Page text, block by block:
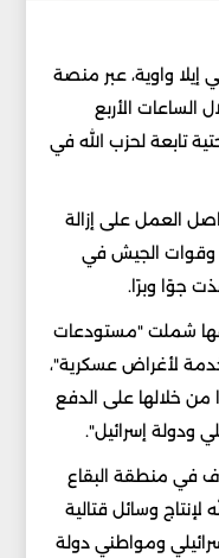
إيلا واوية، عبر منصة
الساعات الأربع
أكثر من 85 بنية تحتية تابعة لحزب الله في
العمل على إزالة
وقوات الجيش في
جوًا وبرًا.
شملت "مستودعات
لأغراض عسكرية"،
خلالها على الدفع
ودولة إسرائيل".
في منطقة البقاع
وسائل قتالية
ومواطني دولة